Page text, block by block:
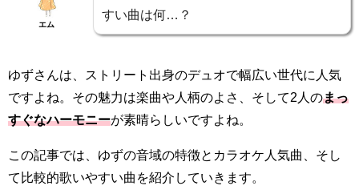
エム
すい曲は何…？
ゆずさんは、ストリート出身のデュオで幅広い世代に人気
ですよね。その魅力は楽曲や人柄のよさ、そして2人のまっ
すぐなハーモニーが素晴らしいですよね。
この記事では、ゆずの音域の特徴とカラオケ人気曲、そし
て比較的歌いやすい曲を紹介していきます。